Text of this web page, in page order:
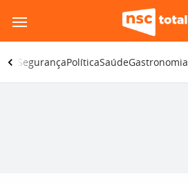
para
o
conteúdo
SegurançaPolíticaSaúdeGastronomia